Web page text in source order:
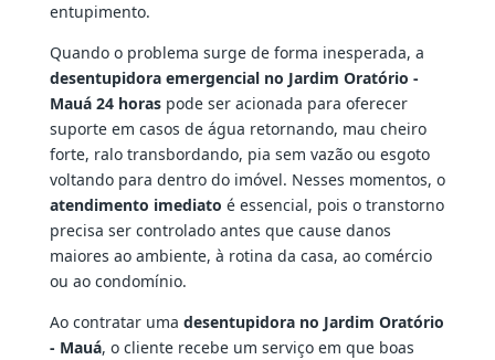
entupimento.
Quando o problema surge de forma inesperada, a
desentupidora emergencial no Jardim Oratório -
Mauá 24 horaspode ser acionada para oferecer
suporte em casos de água retornando, mau cheiro
forte, ralo transbordando, pia sem vazão ou esgoto
voltando para dentro do imóvel. Nesses momentos, o
atendimento imediato é essencial, pois o transtorno
precisa ser controlado antes que cause danos
maiores ao ambiente, à rotina da casa, ao comércio
ou ao condomínio.
Ao contratar uma desentupidora no Jardim Oratório
- Mauá, o cliente recebe um serviço em que boas